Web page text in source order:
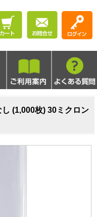
(1,000枚) 30ミクロン